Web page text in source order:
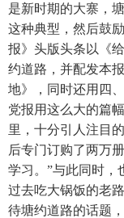
是新时期的大寨，
这种典型，然后鼓
报》头版头条以《
约道路，并配发本
地》，同时还用四
党报用这么大的篇
里，十分引人注目
后专门订购了两万
学习。”与此同时，
过去吃大锅饭的老
待塘约道路的话题